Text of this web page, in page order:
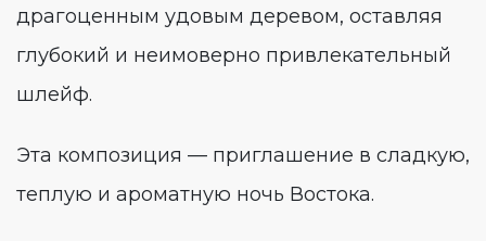
драгоценным удовым деревом, оставляя
глубокий и неимоверно привлекательный
шлейф.
Эта композиция — приглашение в сладкую,
теплую и ароматную ночь Востока.